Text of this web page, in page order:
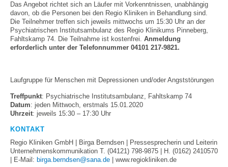
Das Angebot richtet sich an Läufer mit Vorkenntnissen, unabhängig
davon, ob die Personen bei den Regio Kliniken in Behandlung sind.
Die Teilnehmer treffen sich jeweils mittwochs um 15:30 Uhr an der
Psychiatrischen Institutsambulanz des Regio Klinikums Pinneberg,
Fahltskamp 74. Die Teilnahme ist kostenfrei. Anmeldung
erforderlich unter der Telefonnummer 04101 217-9821.
Laufgruppe für Menschen mit Depressionen und/oder Angststörungen
Treffpunkt: Psychiatrische Institutsambulanz, Fahltskamp 74
Datum: jeden Mittwoch, erstmals 15.01.2020
Uhrzeit: jeweils 15:30 – 17:30 Uhr
KONTAKT
Regio Kliniken GmbH | Birga Berndsen | Pressesprecherin und Leiterin
Unternehmenskommunikation T. (04121) 798-9875 | H. (0162) 2410570
| E-Mail: birga.berndsen@sana.de | www.regiokliniken.de